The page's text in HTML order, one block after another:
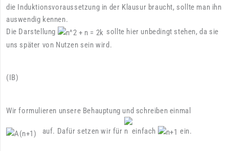
die Induktionsvoraussetzung in der Klausur braucht, sollte man ihn
auswendig kennen.
Die Darstellung
sollte hier unbedingt stehen, da sie
uns später von Nutzen sein wird.
(IB)
Wir formulieren unsere Behauptung und schreiben einmal
auf. Dafür setzen wir für einfach ein.